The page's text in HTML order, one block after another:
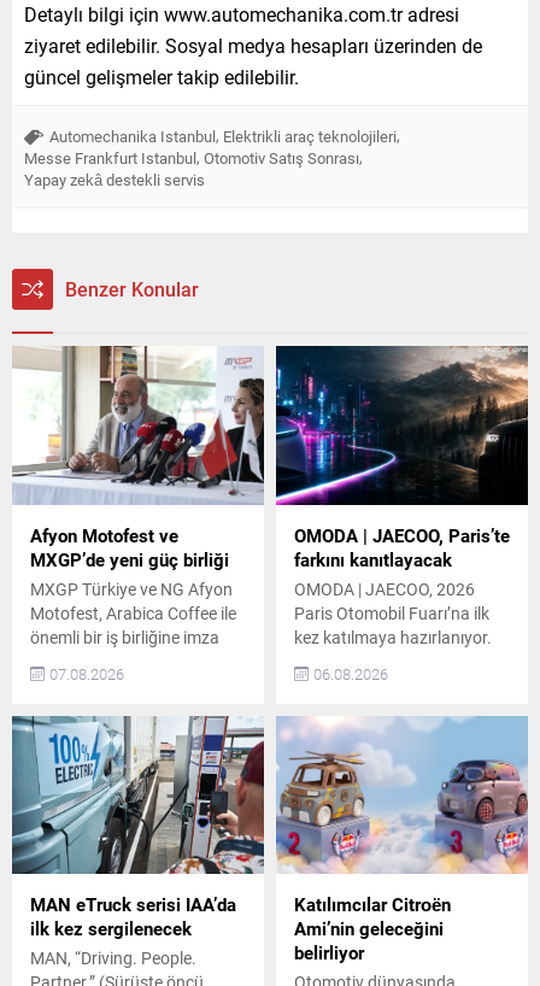
Detaylı bilgi için www.automechanika.com.tr adresi
ziyaret edilebilir. Sosyal medya hesapları üzerinden de
güncel gelişmeler takip edilebilir.
Automechanika Istanbul, Elektrikli araç teknolojileri,
Messe Frankfurt Istanbul, Otomotiv Satış Sonrası,
Yapay zekâ destekli servis
Benzer Konular
Afyon Motofest ve
MXGP’de yeni güç birliği
MXGP Türkiye ve NG Afyon
Motofest, Arabica Coffee ile
önemli bir iş birliğine imza
tarafların katılımıyla
organizasyonun önemli
paydaşlarından biri olarak
etkinliğin önde gelen
destekçileri arasında yer
alacak. MXGP Türkiye ve NG
Afyon Motofest’in Önemi
Türkiye’nin uluslararası
alanda en istikrarlı şekilde
düzenlenen...
07.08.2026
OMODA | JAECOO, Paris’te
farkını kanıtlayacak
OMODA | JAECOO, 2026
Paris Otomobil Fuarı’na ilk
kez katılmaya hazırlanıyor.
büyümesini yansıtan bu
Fransa’da ilk kez
sergilenecek yeni modeller
otomobil tutkunlarıyla
buluşacak. OMODA |
JAECOO’nun Paris Otomobil
Fuarı’ndaki Modelleri
OMODA | JAECOO, fuarda
JAECOO 5, JAECOO 7,
OMODA 7 ve OMODA 9...
06.08.2026
MAN eTruck serisi IAA’da
ilk kez sergilenecek
MAN, “Driving. People.
Katılımcılar Citroën
Ami’nin geleceğini
belirliyor